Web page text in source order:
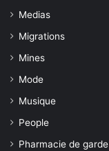
Medias
Migrations
Mines
Mode
Musique
People
Pharmacie de garde